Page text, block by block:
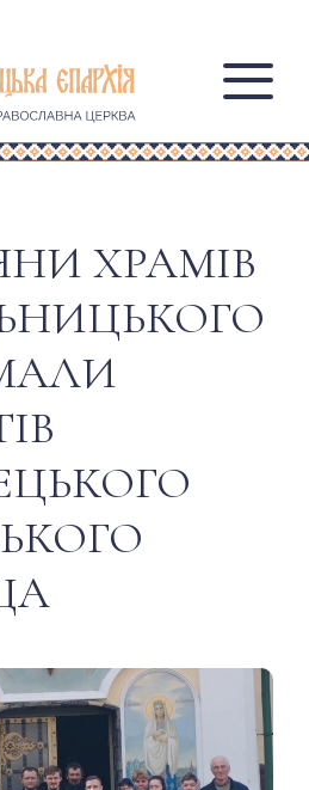
ХРАМІВ